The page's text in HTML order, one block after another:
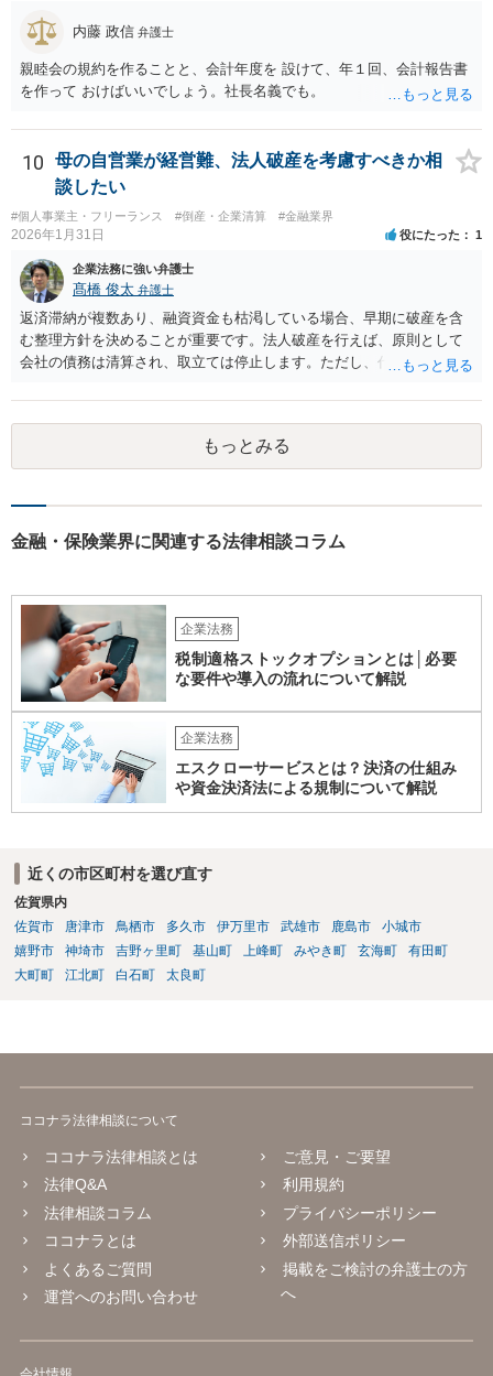
内藤 政信 弁護士
親睦会の規約を作ることと、会計年度を 設けて、年１回、会計報告書
を作って おけばいいでしょう。社長名義でも。
10
母の自営業が経営難、法人破産を考慮すべきか相
談したい
#個人事業主・フリーランス #倒産・企業清算 #金融業界
2026年1月31日 役にたった 1
企業法務に強い弁護士
髙橋 俊太 弁護士
返済滞納が複数あり、融資資金も枯渇している場合、早期に破産を含
む整理方針を決めることが重要です。法人破産を行えば、原則として
会社の債務は清算され、取立ては停止します。ただし、代表者が連帯
ことが多いです。放置すると責任が拡大しやすいため、北海道の法律
事務所で法人破産の実績があるところを探して速やかに相談をして、
資金繰り・雇用・保証の有無を整理した上で進めるのが安全です。イ
ンターネットやココナラだけでなく、北海道の弁護士会などを頼りに
もっとみる
金融・保険業界に関連する法律相談コラム
企業法務
税制適格ストックオプションとは│必要
な要件や導入の流れについて解説
企業法務
エスクローサービスとは？決済の仕組み
や資金決済法による規制について解説
近くの市区町村を選び直す
佐賀県内
佐賀市
唐津市 鳥栖市 多久市 伊万里市 武雄市 鹿島市
小城市
嬉野市
神埼市 吉野ヶ里町 基山町 上峰町 みやき町 玄海町
有田町
大町町
江北町 白石町 太良町
ココナラ法律相談について
ココナラ法律相談とは
法律Q&A
法律相談コラム
ココナラとは
よくあるご質問
運営へのお問い合わせ
ご意見・ご要望
利用規約
プライバシーポリシー
外部送信ポリシー
掲載をご検討の弁護士の方
へ